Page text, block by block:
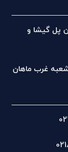
پل گیشا و
غرب ماهان